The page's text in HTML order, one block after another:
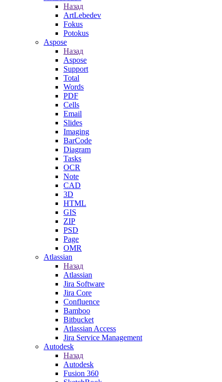
Назад
ArtLebedev
Fokus
Potokus
Aspose
Назад
Aspose
Support
Total
Words
PDF
Cells
Email
Slides
Imaging
BarCode
Diagram
Tasks
OCR
Note
CAD
3D
HTML
GIS
ZIP
PSD
Page
OMR
Atlassian
Назад
Atlassian
Jira Software
Jira Core
Confluence
Bamboo
Bitbucket
Atlassian Access
Jira Service Management
Autodesk
Назад
Autodesk
Fusion 360